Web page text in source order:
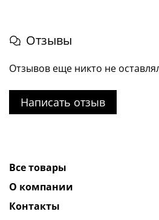
Отзывы
Отзывов еще никто не
Написать отзыв
Все товары
О компании
Контакты